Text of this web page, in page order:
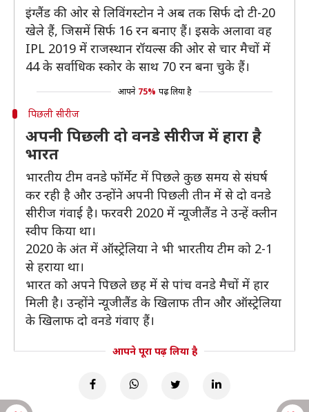
इंग्लैंड की ओर से लिविंगस्टोन ने अब तक सिर्फ दो टी-20
खेले हैं, जिसमें सिर्फ 16 रन बनाए हैं। इसके अलावा वह
IPL 2019 में राजस्थान रॉयल्स की ओर से चार मैचों में
44 के सर्वाधिक स्कोर के साथ 70 रन बना चुके हैं। ​
आपने 75% पढ़ लिया है
पिछली सीरीज
अपनी पिछली दो वनडे सीरीज में हारा है
भारत
भारतीय टीम वनडे फॉर्मेट में पिछले कुछ समय से संघर्ष
कर रही है और उन्होंने अपनी पिछली तीन में से दो वनडे
सीरीज गंवाई है। फरवरी 2020 में न्यूजीलैंड ने उन्हें क्लीन
स्वीप किया था।
2020 के अंत में ऑस्ट्रेलिया ने भी भारतीय टीम को 2-1
से हराया था।
भारत को अपने पिछले छह में से पांच वनडे मैचों में हार
मिली है। उन्होंने न्यूजीलैंड के खिलाफ तीन और ऑस्ट्रेलिया
के खिलाफ दो वनडे गंवाए हैं।
आपने पूरा पढ़ लिया है